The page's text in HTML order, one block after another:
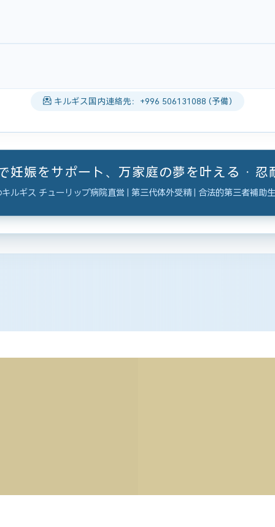
キルギス国内連絡先：+996 506131088 (予備)
妊娠をサポート、万家庭の夢を叶える · 忍
キルギス チューリップ病院直営 | 第三代体外受精 | 合法的第三者補助